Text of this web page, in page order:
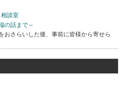
談室
の話まで～
おさらいした後、事前に皆様から寄せら